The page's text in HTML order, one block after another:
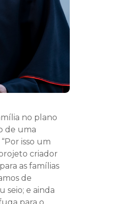
no plano
de uma
isso um
criador
as famílias
de
seio; e ainda